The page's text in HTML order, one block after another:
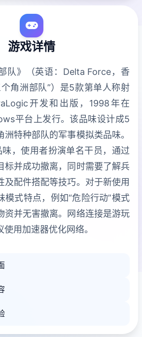
游戏详情
队》（英语：Delta Force，香
角洲部队”）是5款第单人称射
开发和出版，1998年在
平台上发行。该品味设计成5
特种部队的军事模拟类品味。
，使用者扮演单名干员，通过
标并成功撤离，同时需要了解兵
及配件搭配等技巧。对于新使用
模式特点，例如“危险行动”模式
资并无害撤离。网络连接是游玩
用加速器优化网络。